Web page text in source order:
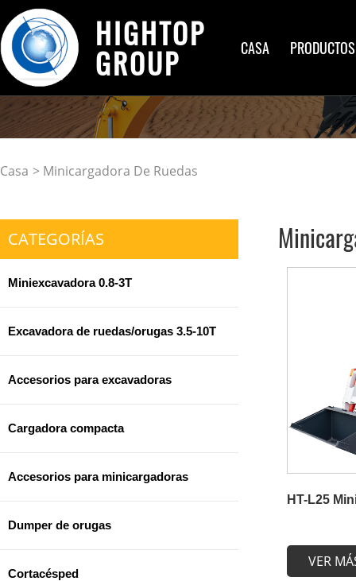
HIGHTOP
GROUP CASA PRODUCTOS
Casa > Minicargadora De Ruedas
CATEGORÍAS
Miniexcavadora 0.8-3T
Excavadora de ruedas/orugas 3.5-10T
Accesorios para excavadoras
Cargadora compacta
Accesorios para minicargadoras
Dumper de orugas
Cortacésped
HT-L25
VER